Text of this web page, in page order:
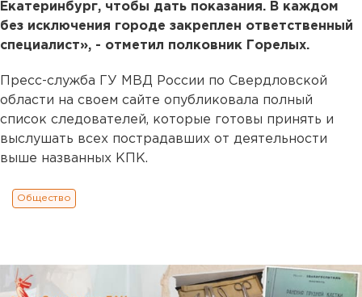
Екатеринбург, чтобы дать показания. В каждом
без исключения городе закреплен ответственный
специалист», - отметил полковник Горелых.
Пресс-служба ГУ МВД России по Свердловской
области на своем сайте опубликовала полный
список следователей, которые готовы принять и
выслушать всех пострадавших от деятельности
выше названных КПК.
Общество